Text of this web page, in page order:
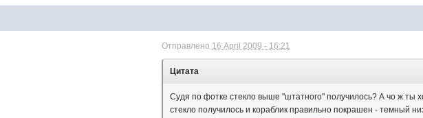
Отправлено 16 April 2009 - 16:21
Цитата
Судя по фотке стекло выше "штатного" получилось? А чо ж ты
стекло получилось и кораблик правильно покрашен - темный